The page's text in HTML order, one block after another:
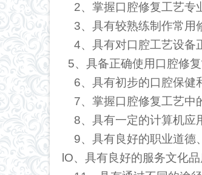
2、掌握口腔修复工艺专
3、具有较熟练制作常用
4、具有对口腔工艺设备
5、具备正确使用口腔修
6、具有初步的口腔保健
7、掌握口腔修复工艺中
8、具有一定的计算机应
9、具有良好的职业道德
lO、具有良好的服务文化